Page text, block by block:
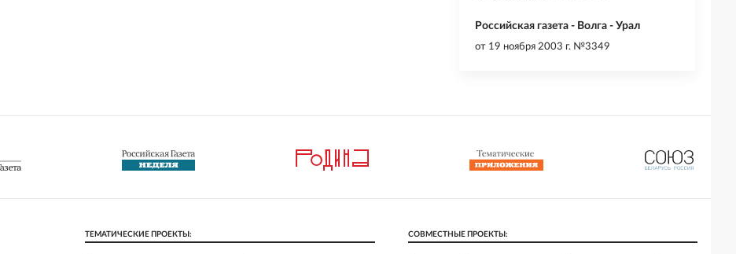
Российская газета - Волга - Урал
от 19 ноября 2003 г. №3349
ТЕМАТИЧЕСКИЕ ПРОЕКТЫ: СОВМЕСТНЫЕ ПРОЕКТЫ: